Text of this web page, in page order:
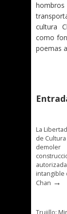
cultura
como
poemas
La
de
demoler
intangible
Chan →
Trujillo: